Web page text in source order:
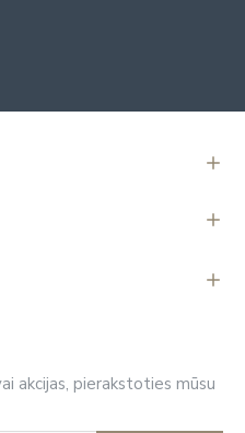
akcijas, pierakstoties mūsu